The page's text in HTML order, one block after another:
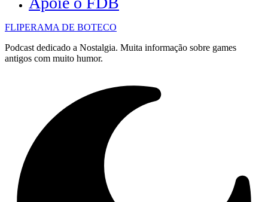
FLIPERAMA DE BOTECO
Podcast dedicado a Nostalgia. Muita informação sobre games
antigos com muito humor.